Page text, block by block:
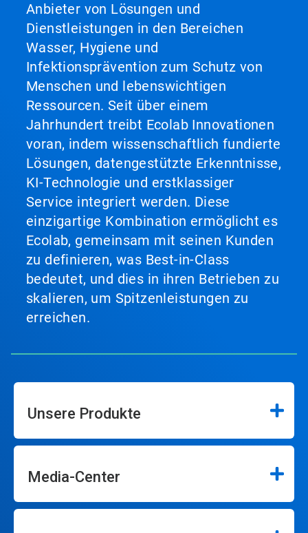
Anbieter von Lösungen und
Dienstleistungen in den Bereichen
Wasser, Hygiene und
Infektionsprävention zum Schutz von
Menschen und lebenswichtigen
Ressourcen. Seit über einem
Jahrhundert treibt Ecolab Innovationen
voran, indem wissenschaftlich fundierte
Lösungen, datengestützte Erkenntnisse,
KI-Technologie und erstklassiger
Service integriert werden. Diese
einzigartige Kombination ermöglicht es
Ecolab, gemeinsam mit seinen Kunden
zu definieren, was Best-in-Class
bedeutet, und dies in ihren Betrieben zu
skalieren, um Spitzenleistungen zu
erreichen.
Unsere Produkte
Media-Center